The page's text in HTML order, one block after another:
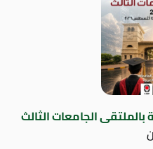
الجامعات الثالث